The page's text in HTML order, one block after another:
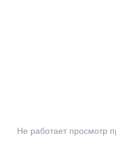
Не работает просмотр